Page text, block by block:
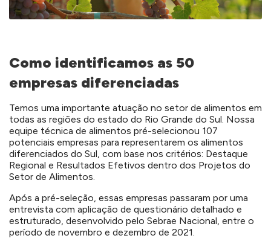
Como identificamos as 50
empresas diferenciadas
Temos uma importante atuação no setor de alimentos em
todas as regiões do estado do Rio Grande do Sul. Nossa
equipe técnica de alimentos pré-selecionou 107
potenciais empresas para representarem os alimentos
diferenciados do Sul, com base nos critérios: Destaque
Regional e Resultados Efetivos dentro dos Projetos do
Setor de Alimentos.
Após a pré-seleção, essas empresas passaram por uma
entrevista com aplicação de questionário detalhado e
estruturado, desenvolvido pelo Sebrae Nacional, entre o
período de novembro e dezembro de 2021.